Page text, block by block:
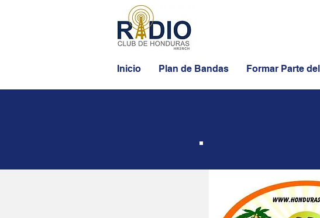
Inicio Plan de Bandas Formar Parte